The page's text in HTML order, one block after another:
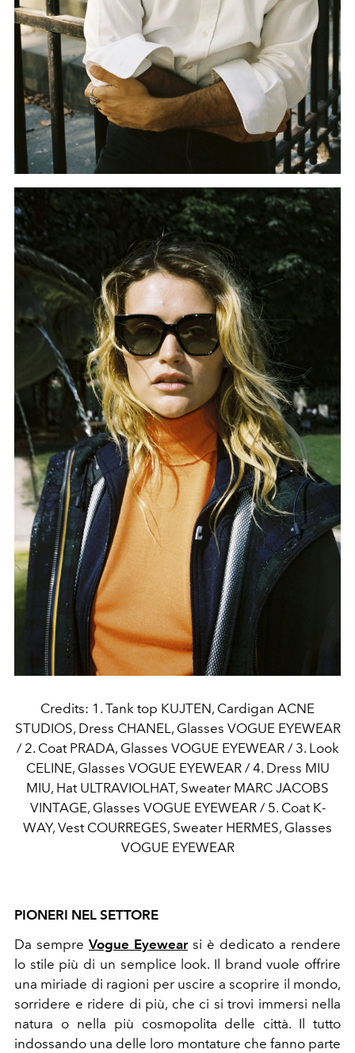
Credits: 1. Tank top KUJTEN, Cardigan ACNE
STUDIOS, Dress CHANEL, Glasses VOGUE EYEWEAR
/ 2. Coat PRADA, Glasses VOGUE EYEWEAR / 3. Look
CELINE, Glasses VOGUE EYEWEAR / 4. Dress MIU
MIU, Hat ULTRAVIOLHAT, Sweater MARC JACOBS
VINTAGE, Glasses VOGUE EYEWEAR / 5. Coat K-
WAY, Vest COURREGES, Sweater HERMES, Glasses
VOGUE EYEWEAR
PIONERI NEL SETTORE
Da sempre Vogue Eyewearsi è dedicato a rendere
lo stile più di un semplice look. Il brand vuole offrire
una miriade di ragioni per uscire a scoprire il mondo,
sorridere e ridere di più, che ci si trovi immersi nella
natura o nella più cosmopolita delle città. Il tutto
indossando una delle loro montature che fanno parte